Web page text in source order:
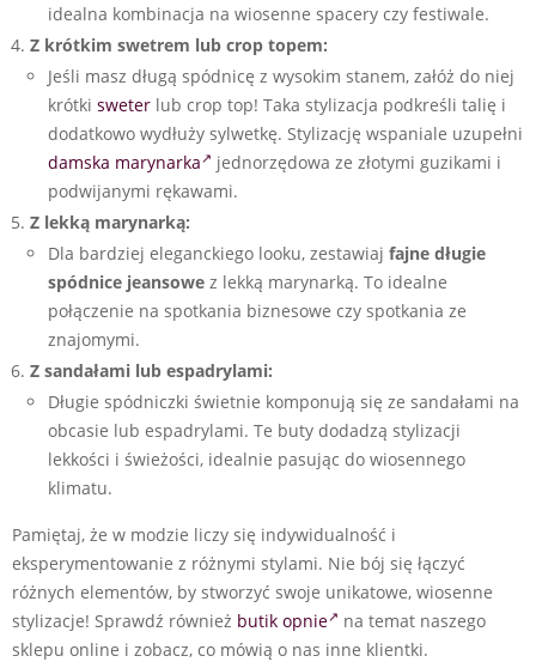
idealna kombinacja na wiosenne spacery czy festiwale.
Z krótkim swetrem lub crop topem:
Jeśli masz długą spódnicę z wysokim stanem, załóż do niej
krótki sweter lub crop top! Taka stylizacja podkreśli talię i
dodatkowo wydłuży sylwetkę. Stylizację wspaniale uzupełni
damska marynarka
jednorzędowa ze złotymi guzikami i
podwijanymi rękawami.
Z lekką marynarką:
Dla bardziej eleganckiego looku, zestawiaj fajne długie
spódnice jeansowe z lekką marynarką. To idealne
połączenie na spotkania biznesowe czy spotkania ze
znajomymi.
Z sandałami lub espadrylami:
Długie spódniczki świetnie komponują się ze sandałami na
obcasie lub espadrylami. Te buty dodadzą stylizacji
lekkości i świeżości, idealnie pasując do wiosennego
klimatu.
Pamiętaj, że w modzie liczy się indywidualność i
eksperymentowanie z różnymi stylami. Nie bój się łączyć
różnych elementów, by stworzyć swoje unikatowe, wiosenne
stylizacje! Sprawdź również butik opnie
na temat naszego
sklepu online i zobacz, co mówią o nas inne klientki.